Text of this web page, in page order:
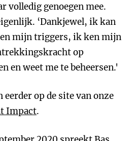
volledig genoegen mee.
‘Dankjewel, ik kan
mijn triggers, ik ken mijn
op
en weet me te beheersen.'
op de site van onze
Impact.